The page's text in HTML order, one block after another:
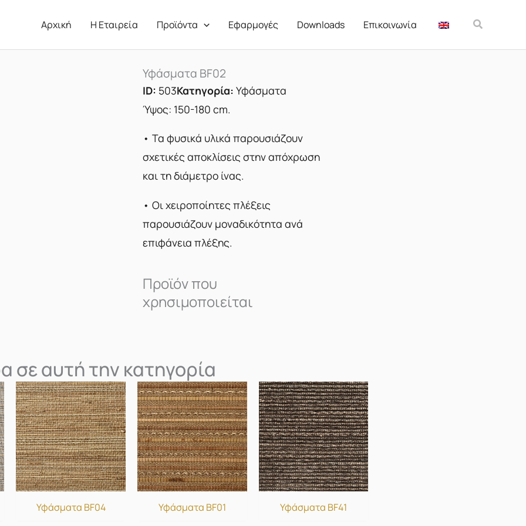
Αρχική Η Εταιρεία Προϊόντα Εφαρμογές Downloads Επικοινωνία Αναζήτηση
Υφάσματα BF02
ID: 503Κατηγορία: Υφάσματα
Ύψος: 150-180 cm.
• Τα φυσικά υλικά παρουσιάζουν
σχετικές αποκλίσεις στην απόχρωση
και τη διάμετρο ίνας.
• Οι χειροποίητες πλέξεις
παρουσιάζουν μοναδικότητα ανά
επιφάνεια πλέξης.
Προϊόν που
χρησιμοποιείται
σε αυτή την κατηγορία
Υφάσματα BF04 Υφάσματα BF01 Υφάσματα BF41